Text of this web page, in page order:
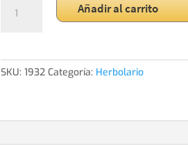
2000
Añadir al carrito
SKU:1932 Categoría: Herbolario